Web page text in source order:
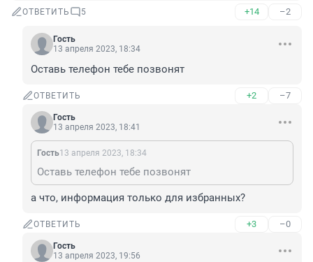
ОТВЕТИТЬ 5 +14 –2
Гость
13 апреля 2023, 18:34
Оставь телефон тебе позвонят
ОТВЕТИТЬ +2 –7
Гость
13 апреля 2023, 18:41
Гость13 апреля 2023, 18:34
Оставь телефон тебе позвонят
а что, информация только для избранных?
ОТВЕТИТЬ +3 –0
Гость
13 апреля 2023, 19:56